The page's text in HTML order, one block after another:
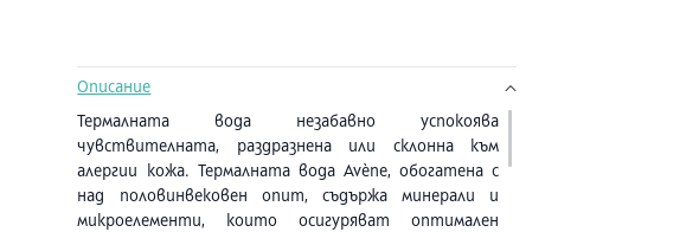
Описание
Термалната вода незабавно успокоява
чувствителната, раздразнена или склонна към
алергии кожа. Термалната вода Avène, обогатена с
над половинвековен опит, съдържа минерали и
микроелементи, които осигуряват оптимален